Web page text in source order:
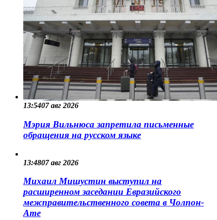
13:5407 авг 2026
Мэрия Вильнюса запретила письменные
обращения на русском языке
13:4807 авг 2026
Михаил Мишустин выступил на
расширенном заседании Евразийского
межправительственного совета в Чолпон-
Ате